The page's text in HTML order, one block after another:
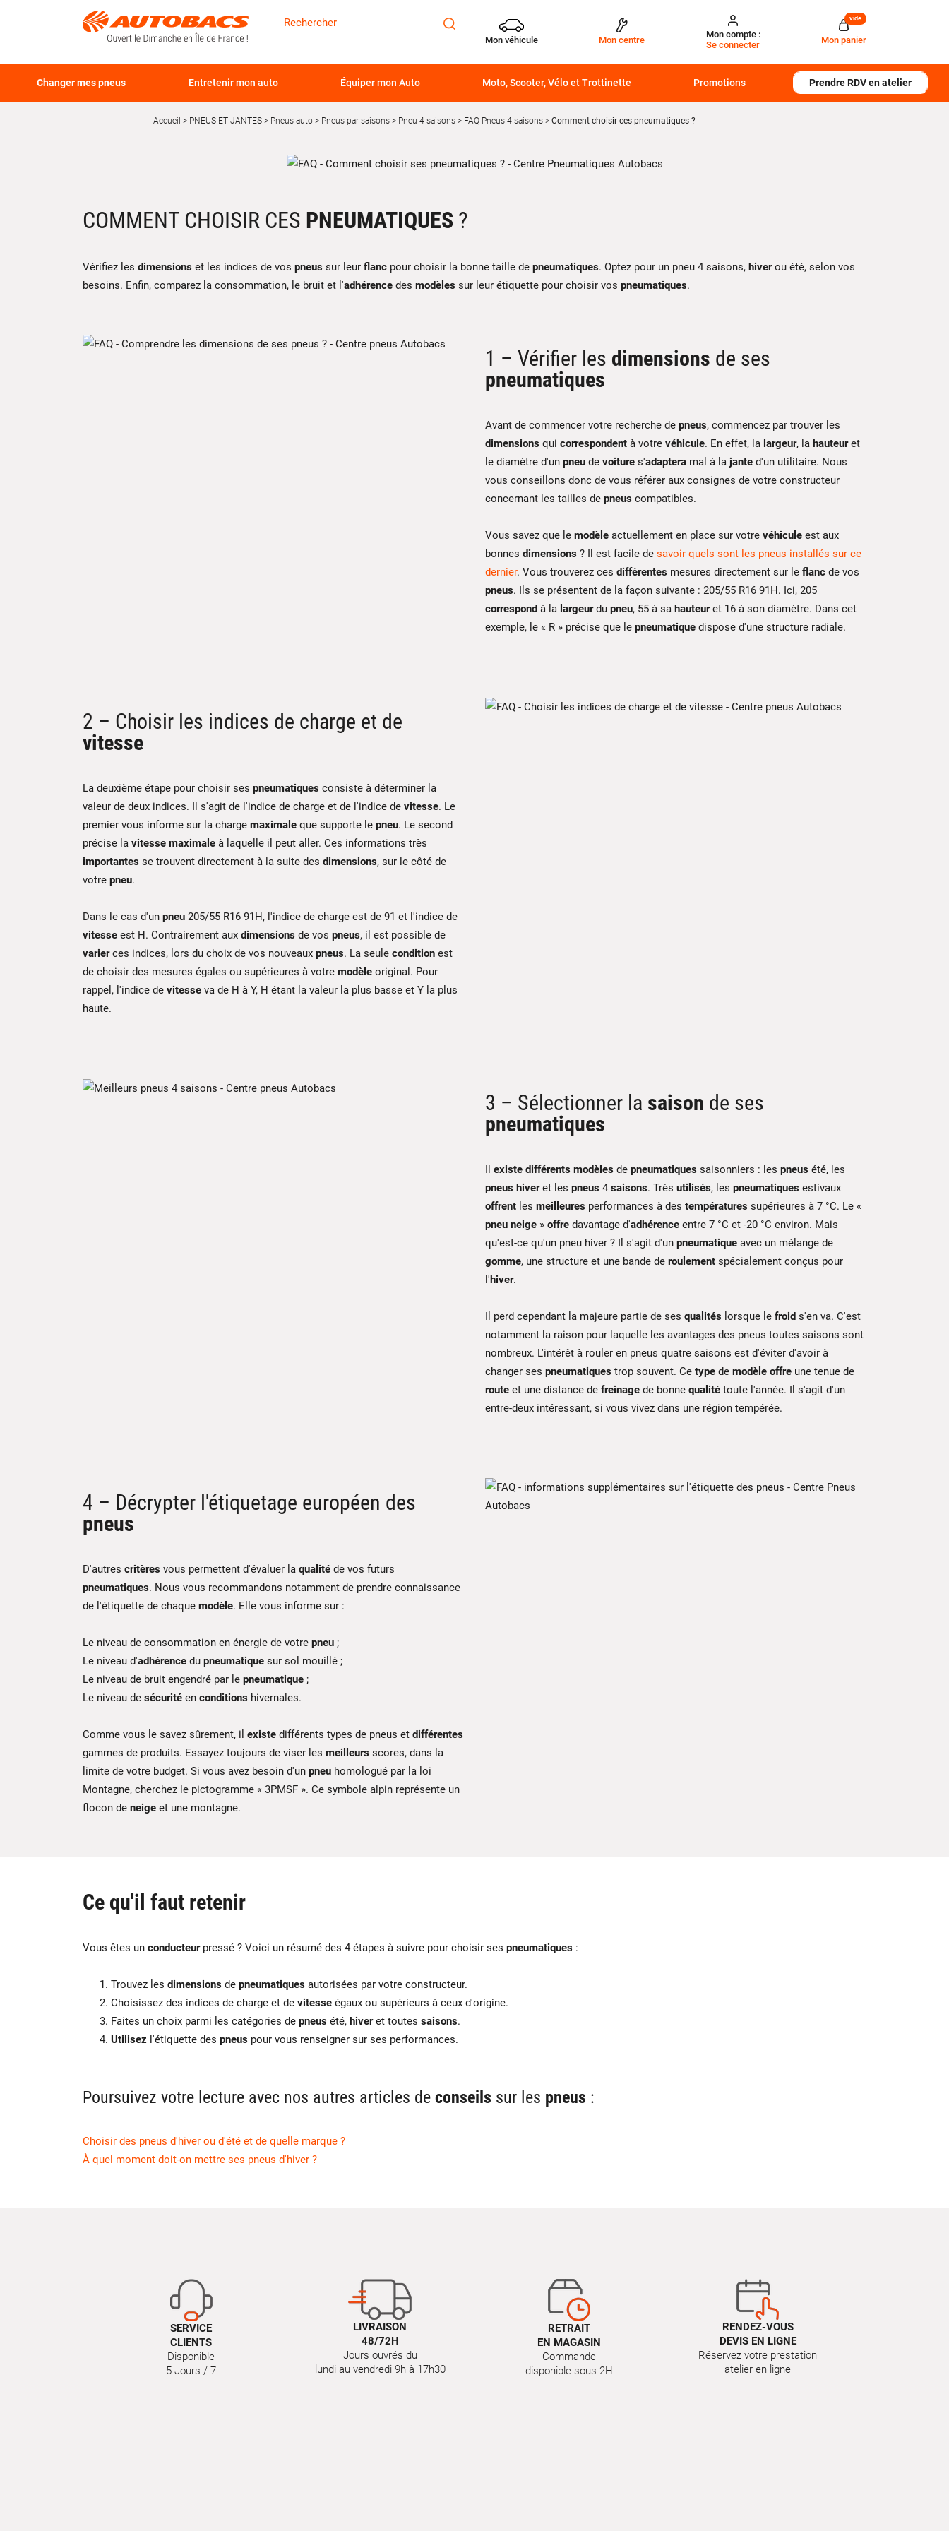
Mon véhicule Mon centre
Mon compte :
Se connecter
Mon panier
vide
Changer mes pneus Entretenir mon auto Équiper mon Auto Moto, Scooter, Vélo et Trottinette Promotions Prendre RDV en atelier
Accueil PNEUS ET JANTES Pneus auto Pneus par saisons Pneu 4 saisons FAQ Pneus 4 saisons Comment choisir ces pneumatiques ?
COMMENT CHOISIR CES PNEUMATIQUES ?
Vérifiez les dimensions et les indices de vos pneus sur leur flanc pour choisir la bonne taille de pneumatiques. Optez pour un pneu 4 saisons, hiverou été, selon vos
besoins. Enfin, comparez la consommation, le bruit et l'adhérence des modèles sur leur étiquette pour choisir vos pneumatiques.
1 – Vérifier les dimensions de ses
pneumatiques
Avant de commencer votre recherche de pneus, commencez par trouver les
dimensions qui correspondent à votre véhicule. En effet, la largeur, la hauteuret
le diamètre d'un pneu de voiture s'adaptera mal à la jante d'un utilitaire. Nous
vous conseillons donc de vous référer aux consignes de votre constructeur
concernant les tailles de pneus compatibles.
Vous savez que le modèle actuellement en place sur votre véhicule est aux
bonnes dimensions ? Il est facile de savoir quels sont les pneus installés sur ce
dernier. Vous trouverez ces différentes mesures directement sur le flanc de vos
pneus. Ils se présentent de la façon suivante : 205/55 R16 91H. Ici, 205
correspond à la largeurdu pneu, 55 à sa hauteuret 16 à son diamètre. Dans cet
exemple, le « R » précise que le pneumatique dispose d'une structure radiale.
2 – Choisir les indices de charge et de
vitesse
La deuxième étape pour choisir ses pneumatiques consiste à déterminer la
valeur de deux indices. Il s'agit de l'indice de charge et de l'indice de vitesse. Le
premier vous informe sur la charge maximale que supporte le pneu. Le second
précise la vitesse maximale à laquelle il peut aller. Ces informations très
importantes se trouvent directement à la suite des dimensions, sur le côté de
votre pneu.
Dans le cas d'un pneu 205/55 R16 91H, l'indice de charge est de 91 et l'indice de
vitesse est H. Contrairement aux dimensions de vos pneus, il est possible de
varierces indices, lors du choix de vos nouveaux pneus. La seule condition est
de choisir des mesures égales ou supérieures à votre modèle original. Pour
rappel, l'indice de vitesse va de H à Y, H étant la valeur la plus basse et Y la plus
haute.
3 – Sélectionner la saison de ses
pneumatiques
Il existe différents modèles de pneumatiques saisonniers : les pneus été, les
pneus hiveret les pneus 4 saisons. Très utilisés, les pneumatiques estivaux
offrent les meilleures performances à des températures supérieures à 7 °C. Le «
pneu neige » offre davantage d'adhérence entre 7 °C et -20 °C environ. Mais
qu'est-ce qu'un pneu hiver ? Il s'agit d'un pneumatique avec un mélange de
gomme, une structure et une bande de roulement spécialement conçus pour
l'hiver.
Il perd cependant la majeure partie de ses qualités lorsque le froid s'en va. C'est
notamment la raison pour laquelle les avantages des pneus toutes saisons sont
nombreux. L'intérêt à rouler en pneus quatre saisons est d'éviter d'avoir à
changer ses pneumatiques trop souvent. Ce type de modèle offre une tenue de
route et une distance de freinage de bonne qualité toute l'année. Il s'agit d'un
entre-deux intéressant, si vous vivez dans une région tempérée.
4 – Décrypter l'étiquetage européen des
pneus
D'autres critères vous permettent d'évaluer la qualité de vos futurs
pneumatiques. Nous vous recommandons notamment de prendre connaissance
de l'étiquette de chaque modèle. Elle vous informe sur :
Le niveau de consommation en énergie de votre pneu ;
Le niveau d'adhérence du pneumatique sur sol mouillé ;
Le niveau de bruit engendré par le pneumatique ;
Le niveau de sécurité en conditions hivernales.
Comme vous le savez sûrement, il existe différents types de pneus et différentes
gammes de produits. Essayez toujours de viser les meilleurs scores, dans la
limite de votre budget. Si vous avez besoin d'un pneu homologué par la loi
Montagne, cherchez le pictogramme « 3PMSF ». Ce symbole alpin représente un
flocon de neige et une montagne.
Ce qu'il faut retenir
Vous êtes un conducteurpressé ? Voici un résumé des 4 étapes à suivre pour choisir ses pneumatiques :
Trouvez les dimensions de pneumatiques autorisées par votre constructeur.
Choisissez des indices de charge et de vitesse égaux ou supérieurs à ceux d'origine.
Faites un choix parmi les catégories de pneus été, hiveret toutes saisons.
Utilisez l'étiquette des pneus pour vous renseigner sur ses performances.
Poursuivez votre lecture avec nos autres articles de conseils sur les pneus :
Choisir des pneus d'hiver ou d'été et de quelle marque ?
À quel moment doit-on mettre ses pneus d'hiver ?
SERVICE
CLIENTS
Disponible
5 Jours / 7
LIVRAISON
48/72H
Jours ouvrés du
lundi au vendredi 9h à 17h30
RETRAIT
EN MAGASIN
Commande
disponible sous 2H
RENDEZ-VOUS
DEVIS EN LIGNE
Réservez votre prestation
atelier en ligne